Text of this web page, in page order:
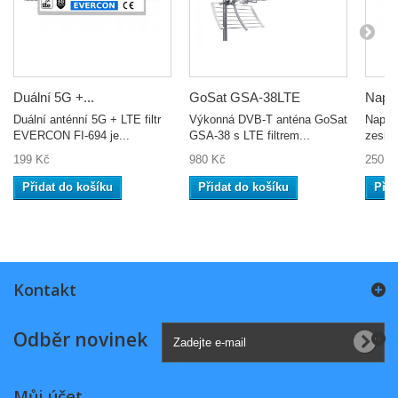
Duální 5G +...
Duální anténní 5G + LTE filtr
EVERCON FI-694 je...
199 Kč
Přidat do košíku
GoSat GSA-38LTE
Výkonná DVB-T anténa GoSat
GSA-38 s LTE filtrem...
980 Kč
Přidat do košíku
250
Kontakt
Odběr novinek